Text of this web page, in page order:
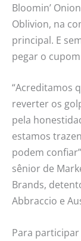
Bloomin’
Oblivion, na
principal. E
pegar o
“Acreditamos
reverter os
pela
estamos
podem
sênior de
Brands,
Abbraccio e
Para participar